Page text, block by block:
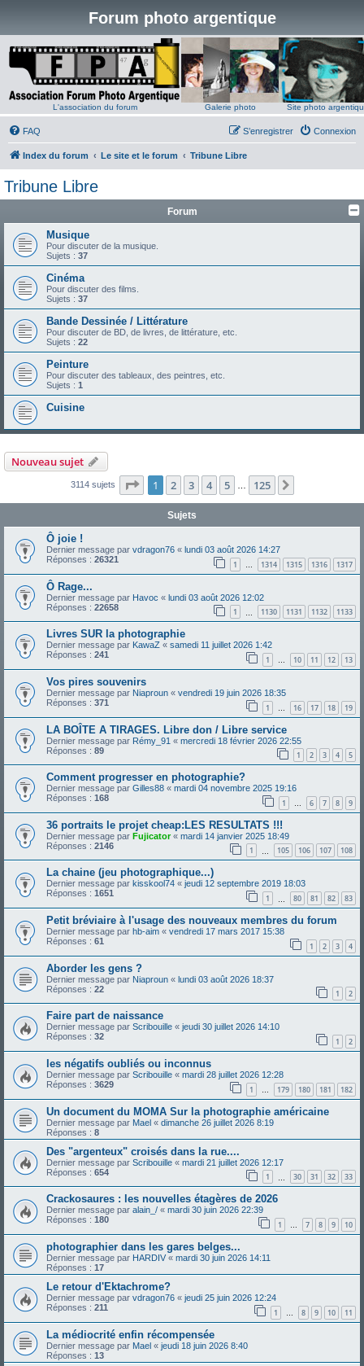
Forum photo argentique
L'association du forum Galerie photo Site photo
FAQ Connexion
S’enregistrer
Index du forum Le site et le forum Tribune Libre
Tribune Libre
Forum
Musique
Pour discuter de la musique.
Sujets : 37
Cinéma
Pour discuter des films.
Sujets : 37
Bande Dessinée / Littérature
Pour discuter de BD, de livres, de littérature, etc.
Sujets : 22
Peinture
Pour discuter des tableaux, des peintres, etc.
Sujets : 1
Cuisine
Nouveau sujet
3114 sujets Page 1sur125
1 2 3 4 5 125
Sujets
Ô joie !
Dernier message par vdragon76 « lundi 03 août 2026 14:27
Réponses : 26321 1 … 1314 1315 1316 1317
Ô Rage...
Dernier message par Havoc « lundi 03 août 2026 12:02
Réponses : 22658 1 1130 1131 1132 1133
Livres SUR la photographie
Dernier message par KawaZ « samedi 11 juillet 2026 1:42
Réponses : 241 1 … 10 11 12 13
Vos pires souvenirs
Dernier message par Niaproun « vendredi 19 juin 2026 18:35
Réponses : 371 1 … 16 17 18 19
LA BOÎTE A TIRAGES. Libre don / Libre service
Dernier message par Rémy_91 « mercredi 18 février 2026 22:55
Réponses : 89 1 2 3 4 5
Comment progresser en photographie?
Dernier message par Gilles88 « mardi 04 novembre 2025 19:16
Réponses : 168 1 … 6 7 8 9
36 portraits le projet cheap:LES RESULTATS !!!
Dernier message par Fujicator« mardi 14 janvier 2025 18:49
Réponses : 2146 1 105 106 107 108
La chaine (jeu photographique...)
Dernier message par kisskool74 « jeudi 12 septembre 2019 18:03
Réponses : 1651 1 80 81 82 83
Petit bréviaire à l'usage des nouveaux membres du forum
Dernier message par hb-aim « vendredi 17 mars 2017 15:38
Réponses : 61 1 2 3 4
Aborder les gens ?
Dernier message par Niaproun « lundi 03 août 2026 18:37
Réponses : 22 1 2
Faire part de naissance
Dernier message par Scribouille « jeudi 30 juillet 2026 14:10
Réponses : 32 1 2
les négatifs oubliés ou inconnus
Dernier message par Scribouille « mardi 28 juillet 2026 12:28
Réponses : 3629 1 … 179 180 181 182
Un document du MOMA Sur la photographie américaine
Dernier message par Mael « dimanche 26 juillet 2026 8:19
Réponses : 8
Des "argenteux" croisés dans la rue....
Dernier message par Scribouille « mardi 21 juillet 2026 12:17
Réponses : 654 1 30 31 32 33
Crackosaures : les nouvelles étagères de 2026
Dernier message par alain_/ « mardi 30 juin 2026 22:39
Réponses : 180 1 … 7 8 9 10
photographier dans les gares belges...
Dernier message par HARDIV « mardi 30 juin 2026 14:11
Réponses : 17
Le retour d'Ektachrome?
Dernier message par vdragon76 « jeudi 25 juin 2026 12:24
Réponses : 211 1 … 8 9 10 11
La médiocrité enfin récompensée
Dernier message par Mael « jeudi 18 juin 2026 8:40
Réponses : 13